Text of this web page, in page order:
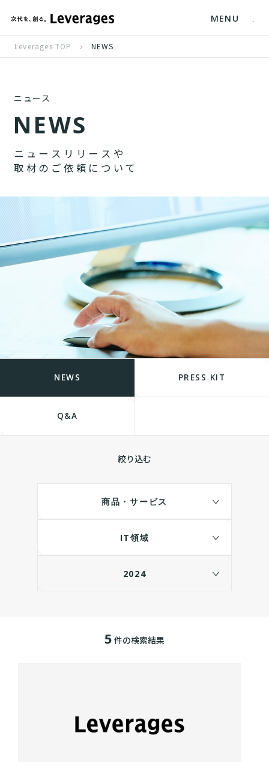
MENU
Leverages TOP NEWS
ニュース
NEWS
ニ ュ ー ス リ リ ー ス や
取 材 の ご 依 頼 に つ い て
NEWS PRESS KIT
Q&A
絞り込む
商品・サービス
IT領域
2024
5 件の検索結果